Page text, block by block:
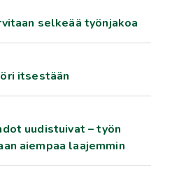
selkeää työnjakoa
itsestään
uudistuivat – työn
aiempaa laajemmin